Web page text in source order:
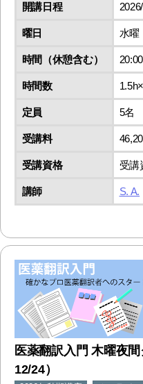
開講日程
曜日 水曜
時間（休憩含む）
時間数
定員 5名
受講料
受講資格 受講
講師 S. A.
医薬翻訳入門 木曜夜
12/24）